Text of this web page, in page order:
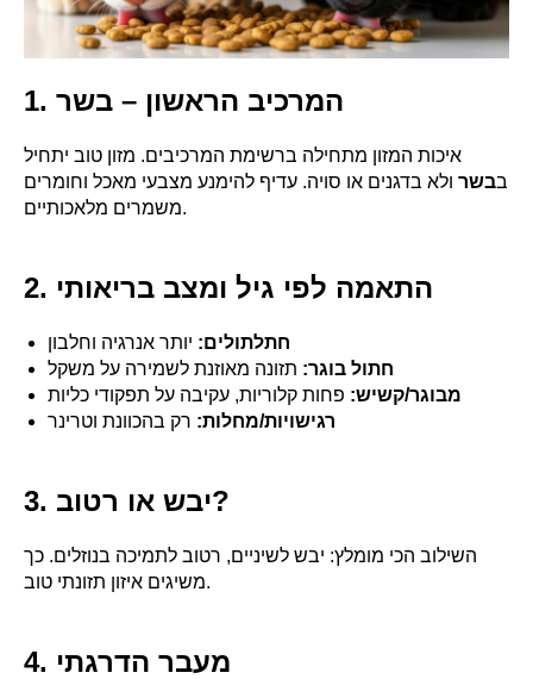
1. המרכיב הראשון – בשר
איכות המזון מתחילה ברשימת המרכיבים. מזון טוב יתחיל
בבשר ולא בדגנים או סויה. עדיף להימנע מצבעי מאכל וחומרים
משמרים מלאכותיים.
2. התאמה לפי גיל ומצב בריאותי
חתלתולים: יותר אנרגיה וחלבון
חתול בוגר: תזונה מאוזנת לשמירה על משקל
מבוגר/קשיש: פחות קלוריות, עקיבה על תפקודי כליות
רגישויות/מחלות: רק בהכוונת וטרינר
3. יבש או רטוב?
השילוב הכי מומלץ: יבש לשיניים, רטוב לתמיכה בנוזלים. כך
משיגים איזון תזונתי טוב.
4. מעבר הדרגתי